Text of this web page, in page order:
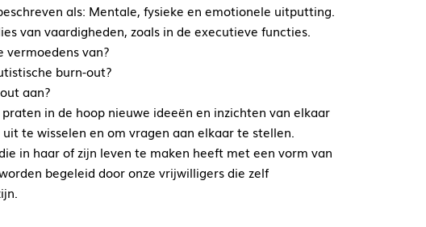
als: Mentale, fysieke en emotionele uitputting.
van vaardigheden, zoals in de executieve functies.
vermoedens van?
burn-out?
aan?
in de hoop nieuwe ideeën en inzichten van elkaar
te wisselen en om vragen aan elkaar te stellen.
in haar of zijn leven te maken heeft met een vorm van
begeleid door onze vrijwilligers die zelf